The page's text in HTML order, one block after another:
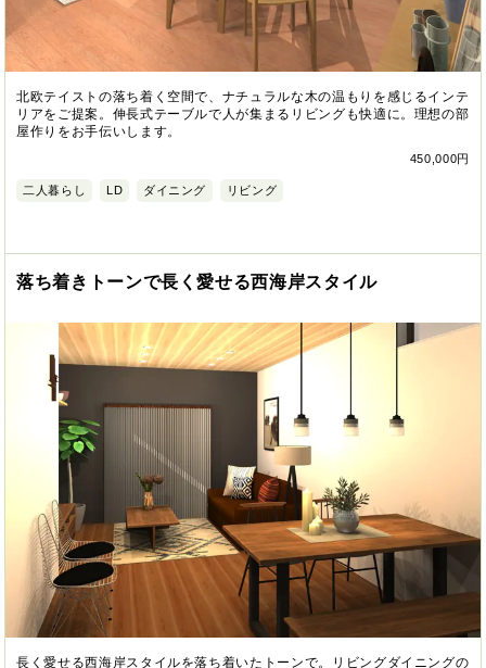
北欧テイストの落ち着く空間で、ナチュラルな木の温もりを感じるインテ
リアをご提案。伸長式テーブルで人が集まるリビングも快適に。理想の部
屋作りをお手伝いします。
450,000円
二人暮らし LD ダイニング リビング
落ち着きトーンで長く愛せる西海岸スタイル
長く愛せる西海岸スタイルを落ち着いたトーンで。リビングダイニングの